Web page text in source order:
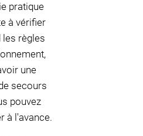
pratique
à vérifier
les règles
une
secours
pouvez
à l'avance.